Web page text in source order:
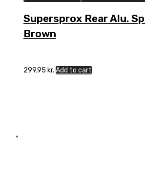
Supersprox Rear Alu.
Brown
299,95 kr. Add to cart